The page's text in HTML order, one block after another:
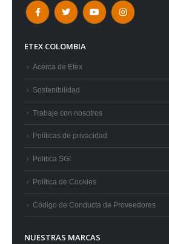
ETEX COLOMBIA
Acerca de Etex
Sostenibilidad
Trabaje con nosotros
Políticas de privacidad
Politica SGI
Política de Cookies
Código de Conducta de Proveedores
NUESTRAS MARCAS